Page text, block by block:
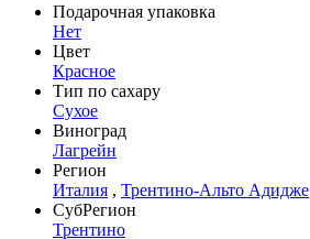
Подарочная упаковка
Нет
Цвет
Красное
Тип по сахару
Сухое
Виноград
Лагрейн
Регион
Италия , Трентино-Альто Адидже
СубРегион
Трентино